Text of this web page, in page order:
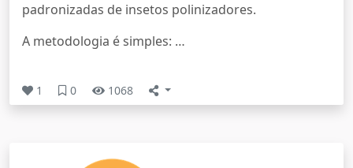
padronizadas de insetos polinizadores.
A metodologia é simples: …
1 0 1068